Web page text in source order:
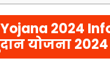
2024
योजना 2024